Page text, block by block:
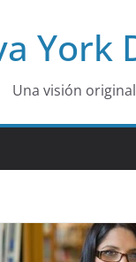
York
Una visión original